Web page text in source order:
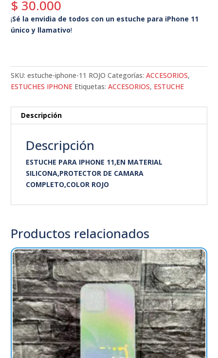
$ 30.000
¡Sé la envidia de todos con un estuche para iPhone 11
único y llamativo!
SKU:estuche-iphone-11 ROJO Categorías:ACCESORIOS,
ESTUCHES IPHONE Etiquetas:ACCESORIOS, ESTUCHE
Descripción
Descripción
ESTUCHE PARA IPHONE 11,EN MATERIAL
SILICONA,PROTECTOR DE CAMARA
COMPLETO,COLOR ROJO
Productos relacionados